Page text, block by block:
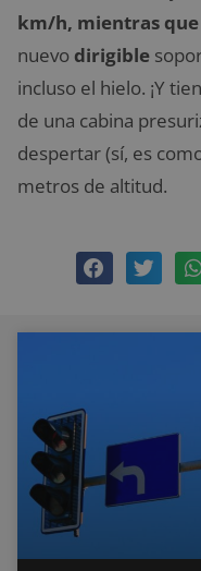
km/h, mientras que
nuevo dirigible
incluso el hielo. ¡Y
de una cabina
despertar (sí, es
metros de altitud.